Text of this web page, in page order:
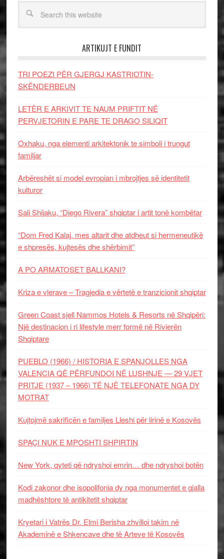
ARTIKUJT E FUNDIT
TRI POEZI PËR GJERGJ KASTRIOTIN-
SKËNDERBEUN
LETËR E ARKIVIT TE NAUM PRIFTIT NË
PERVJETORIN E PARE TE DRAGO SILIQIT
Oxhaku, nga elementi arkitektonik te simboli i trungut
familjar
Arbëreshët si model evropian i mbrojtjes së identitetit
kulturor
Sali Shijaku, “Diego Rivera” shqiptar i artit tonë kombëtar
“Dom Fred Kalaj, mes altarit dhe atdheut si hermeneutikë
e shpresës, kujtesës dhe shërbimit”
A PO ARMATOSET BALLKANI?
Kriza e vlerave – Tragjedia e vërtetë e tranzicionit shqiptar
Green Coast sjell Nammos Hotels & Resorts në Shqipëri:
Një destinacion i ri lifestyle merr formë në Rivierën
Shqiptare
PUEBLO (1966) / HISTORIA E SPANJOLLES NGA
VALENCIA QË PËRFUNDOI NË LUSHNJE — 29 VJET
PRITJE (1937 – 1966) TË NJË TELEFONATE NGA DY
MOTRAT
Kujtojmë sakrificën e familjes Lleshi për lirinë e Kosovës
SPAÇI NUK E MPOSHTI SHPIRTIN
New York, qyteti që ndryshoi emrin… dhe ndryshoi botën
Kodi zakonor dhe isopolifonia dy nga monumentet e gjalla
madhështore të antikitetit shqiptar
Kryetari i Vatrës Dr. Elmi Berisha zhvilloi takim në
Akademinë e Shkencave dhe të Arteve të Kosovës